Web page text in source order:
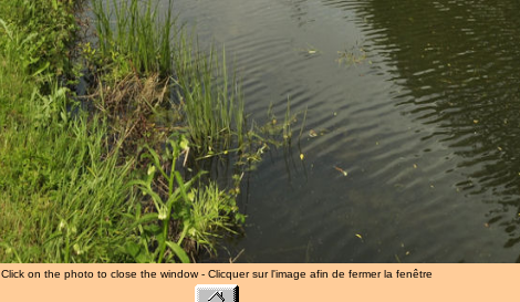
Click on the photo to close the window - Clicquer sur l'image afin de fermer la fenêtre